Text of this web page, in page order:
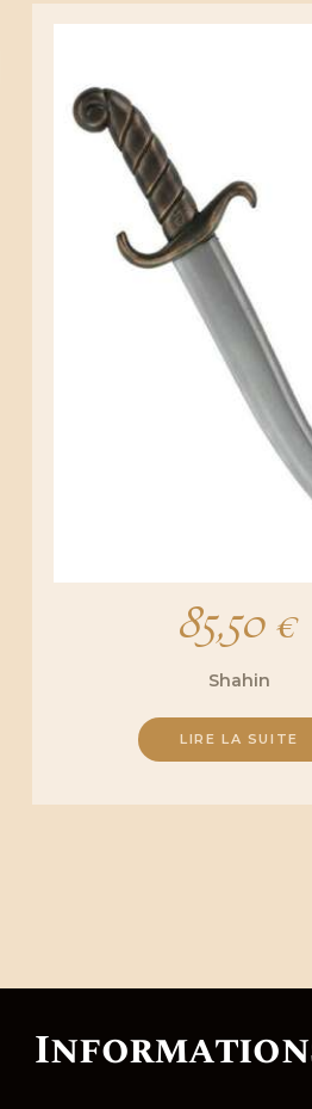
85,50€
Shahin
LIRE LA SUITE